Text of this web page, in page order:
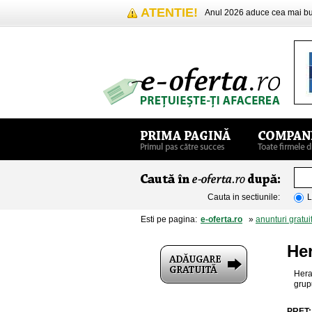
ATENTIE! Anul 2026 aduce cea mai
Cauta in sectiunile:
Esti pe pagina: e-oferta.ro » anunturi